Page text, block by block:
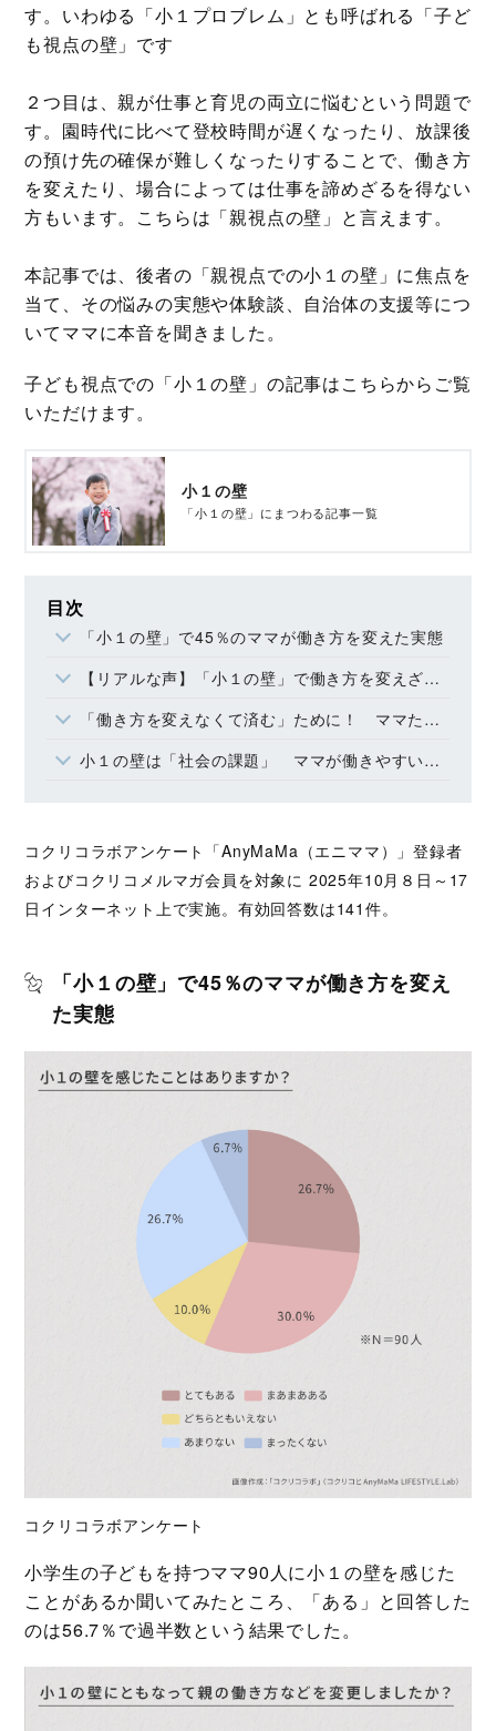
す。いわゆる「小１プロブレム」とも呼ばれる「子ど
も視点の壁」です
２つ目は、親が仕事と育児の両立に悩むという問題で
す。園時代に比べて登校時間が遅くなったり、放課後
の預け先の確保が難しくなったりすることで、働き方
を変えたり、場合によっては仕事を諦めざるを得ない
方もいます。こちらは「親視点の壁」と言えます。
本記事では、後者の「親視点での小１の壁」に焦点を
当て、その悩みの実態や体験談、自治体の支援等につ
いてママに本音を聞きました。
子ども視点での「小１の壁」の記事はこちらからご覧
いただけます。
小１の壁
「小１の壁」にまつわる記事一覧
目次
「小１の壁」で45％のママが働き方を変えた実態
【リアルな声】「小１の壁」で働き方を変えざるを得なかった３つの理由
「働き方を変えなくて済む」ために！ ママたちが本当に望む対策とは
小１の壁は「社会の課題」 ママが働きやすい未来のために
コクリコラボアンケート「AnyMaMa（エニママ）」登録者
およびコクリコメルマガ会員を対象に 2025年10月８日～17
日インターネット上で実施。有効回答数は141件。
「小１の壁」で45％のママが働き方を変え
た実態
コクリコラボアンケート
小学生の子どもを持つママ90人に小１の壁を感じた
ことがあるか聞いてみたところ、「ある」と回答した
のは56.7％で過半数という結果でした。